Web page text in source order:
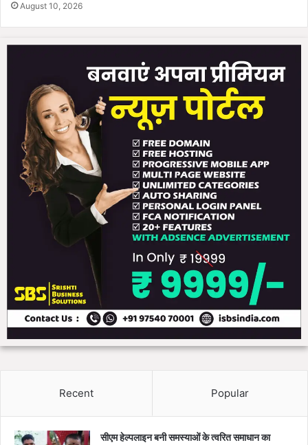
August 10, 2026
Recent Popular
सीएम हेल्पलाइन बनी समस्याओं के त्वरित समाधान का